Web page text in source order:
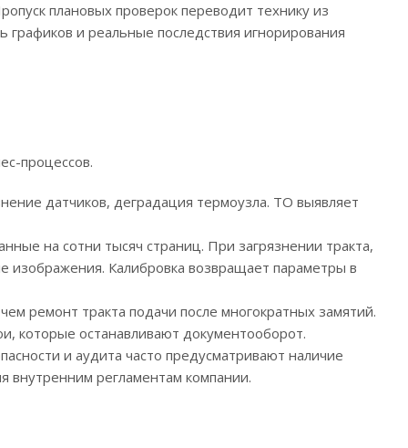
плановых проверок переводит технику из
и реальные последствия игнорирования
процессов.
датчиков, деградация термоузла. ТО выявляет
на сотни тысяч страниц. При загрязнении тракта,
изображения. Калибровка возвращает параметры в
ремонт тракта подачи после многократных замятий.
которые останавливают документооборот.
и аудита часто предусматривают наличие
внутренним регламентам компании.